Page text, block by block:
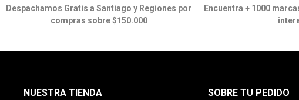
Despachamos Gratis a Santiago y Regiones por
compras sobre $150.000
Encuentra + 1000
NUESTRA TIENDA SOBRE TU PEDIDO